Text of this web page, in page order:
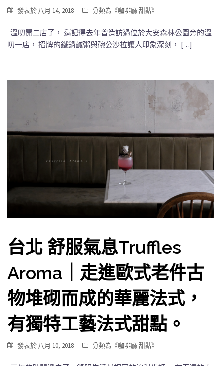
發表於 八月 14, 2018 分類為《咖啡廳 甜點》
溫叨開二店了， 還記得去年曾造訪過位於大安森林公園旁的溫
叨一店， 招牌的鐵鍋鹹粥與碗公沙拉讓人印象深刻， […]
台北 舒服氣息Truffles
Aroma｜走進歐式老件古
物堆砌而成的華麗法式，
有獨特工藝法式甜點。
發表於 八月 10, 2018 分類為《咖啡廳 甜點》